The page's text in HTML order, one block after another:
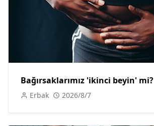
Bağırsaklarımız 'ikinci beyin' mi?
Erbak 2026/8/7